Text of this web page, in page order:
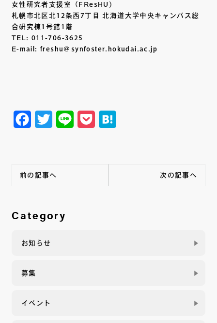
女性研究者支援室（FResHU）
札幌市北区北12条西7丁目 北海道大学中央キャンパス総
合研究棟1号館1階
TEL: 011-706-3625
E-mail: freshu@synfoster.hokudai.ac.jp
Facebook
TwitterLine Pocket
前の記事へ 次の記事へ
Category
お知らせ
募集
イベント